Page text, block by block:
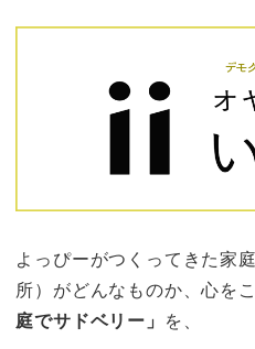
よっぴーがつくってきた家
所）がどんなものか、心を
庭でサドベリー」 を、